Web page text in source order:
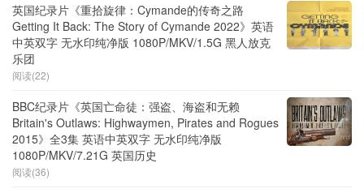
英国纪录片《重拾旋律：Cymande的传奇之路
Getting It Back: The Story of Cymande 2022》英语
中英双字 无水印纯净版 1080P/MKV/1.5G 黑人放克
乐团
阅读(22)
BBC纪录片《英国亡命徒：强盗、海盗和无赖
Britain's Outlaws: Highwaymen, Pirates and Rogues
2015》全3集 英语中英双字 无水印纯净版
1080P/MKV/7.21G 英国历史
阅读(36)